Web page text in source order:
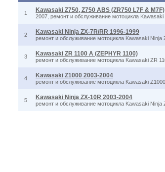
1 Kawasaki Z750, Z750 ABS (ZR750 L7F & M7F)
2007, ремонт и обслуживание мотоцикла
2 Kawasaki Ninja ZX-7R/RR 1996-1999
ремонт и обслуживание мотоцикла Kawasaki Ninja
3 Kawasaki ZR 1100 A (ZEPHYR 1100)
ремонт и обслуживание мотоцикла Kawasaki ZR
4 Kawasaki Z1000 2003-2004
ремонт и обслуживание мотоцикла Kawasaki
5 Kawasaki Ninja ZX-10R 2003-2004
ремонт и обслуживание мотоцикла Kawasaki Ninja